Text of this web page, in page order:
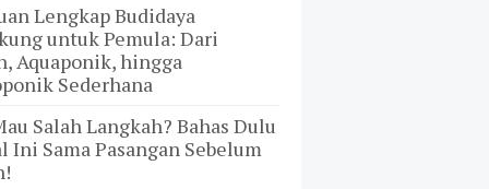
Lengkap Budidaya
untuk Pemula: Dari
Aquaponik, hingga
Sederhana
Salah Langkah? Bahas Dulu
Ini Sama Pasangan Sebelum